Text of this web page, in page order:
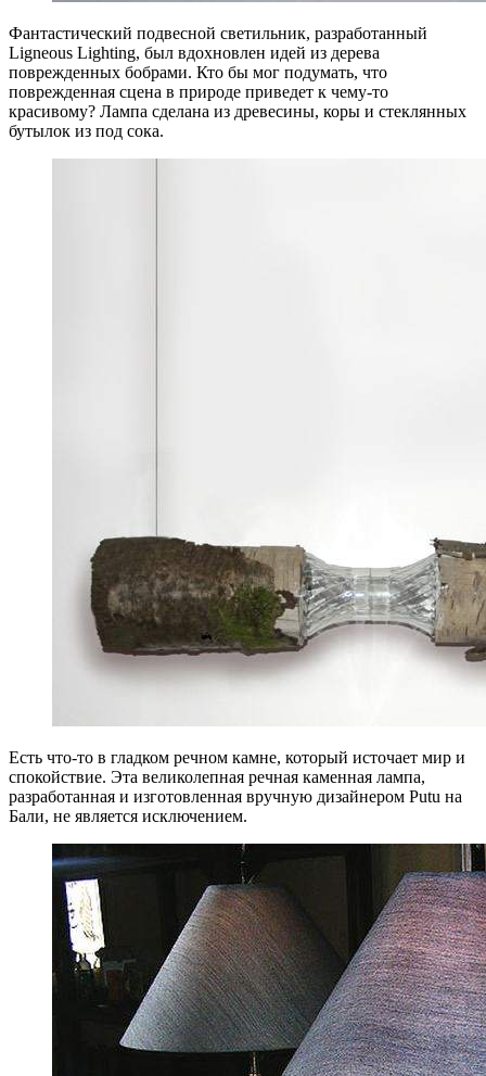
Фантастический подвесной светильник, разработанный
Ligneous Lighting, был вдохновлен идей из дерева
поврежденных бобрами. Кто бы мог подумать, что
поврежденная сцена в природе приведет к чему-то
красивому? Лампа сделана из древесины, коры и стеклянных
бутылок из под сока.
Есть что-то в гладком речном камне, который источает мир и
спокойствие. Эта великолепная речная каменная лампа,
разработанная и изготовленная вручную дизайнером Putu на
Бали, не является исключением.